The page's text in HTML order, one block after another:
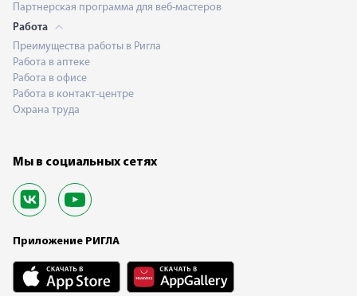
Партнерская программа для веб-мастеров
Работа
Преимущества работы в Ригла
Работа в аптеке
Работа в офисе
Работа в контакт-центре
Охрана труда
Мы в социальных сетях
Приложение РИГЛА